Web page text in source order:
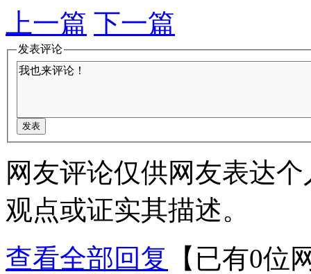
上一篇 下一篇
发表评论
网友评论仅供网友表达
观点或证实其描述。
查看全部回复
【已有0位